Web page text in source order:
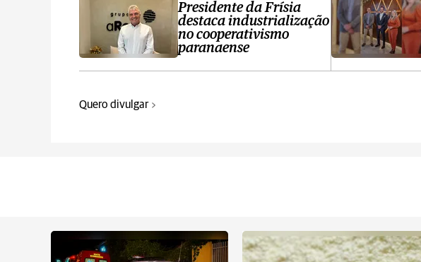
Presidente da Frísia
destaca industrialização
no cooperativismo
paranaense
Quero divulgar